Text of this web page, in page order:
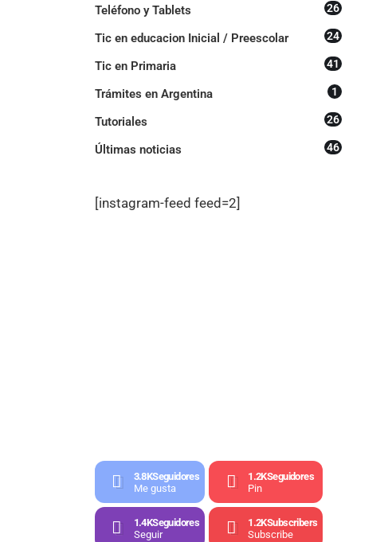
Teléfono y Tablets 26
Tic en educacion Inicial / Preescolar 24
Tic en Primaria 41
Trámites en Argentina 1
Tutoriales 26
Últimas noticias 46
[instagram-feed feed=2]
3.8KSeguidores
Me gusta
1.2KSeguidores
Pin
1.4KSeguidores
Seguir
1.2KSubscribers
Subscribe